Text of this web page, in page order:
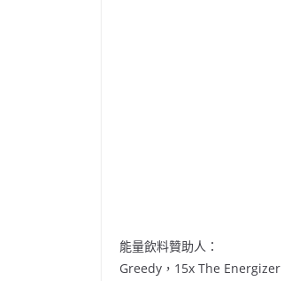
能量飲料贊助人：
Greedy，15x The